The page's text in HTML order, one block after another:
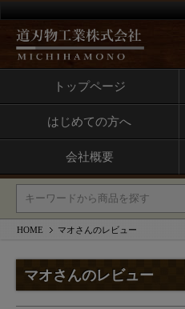
トップページ
はじめての方へ
会社概要
HOME マオさんのレビュー
マオさんのレビュー